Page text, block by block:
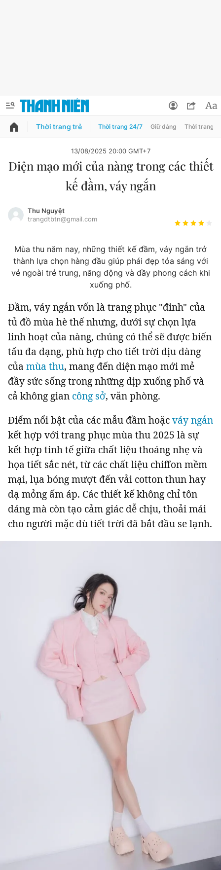
PODCAST QUẢNG CÁO
Chuyên mục khác
Tin thị trường Tin 360
Video Podcasts
Magazine
Sản phẩm khác
Tiện ích Bạn cần biết
Thông tin tòa soạn Liên hệ quảng cáo
Đọc Thanh Niên trên điện thoại
Liên hệ quảng cáo
0908 780 404
Quảng cáo RSS
Tổng biên tập: Nguyễn Ngọc Toàn
Phó tổng biên tập: Hải Thành
Ủy viên Ban biên tập - Tổng Thư ký tòa soạn: Trần Việt Hưng
Giấy phép xuất bản số 110/GP - BTTTT cấp ngày 24.3.2020
© 2003-2026 Bản quyền thuộc về Báo Thanh Niên. Cấm sao chép
dưới mọi hình thức nếu không có sự chấp thuận bằng văn bản.
Phát triển bởi ePi Technologies, JSC.
Thông tin tài khoản
Đổi mật khẩu
Đăng xuất
Thời trang trẻ Thời trang 24/7 Giữ dáng Thời trang
13/08/2025 20:00 GMT+7
Diện mạo mới của nàng trong các thiết
kế đầm, váy ngắn
Thu Nguyệt
trangdtbtn@gmail.com
Mùa thu năm nay, những thiết kế đầm, váy ngắn trở
thành lựa chọn hàng đầu giúp phái đẹp tỏa sáng với
vẻ ngoài trẻ trung, năng động và đầy phong cách khi
xuống phố.
Đầm, váy ngắn vốn là trang phục "đinh" của
tủ đồ mùa hè thế nhưng, dưới sự chọn lựa
linh hoạt của nàng, chúng có thể sẽ được biến
tấu đa dạng, phù hợp cho tiết trời dịu dàng
của mùa thu, mang đến diện mạo mới mẻ
đầy sức sống trong những dịp xuống phố và
cả không gian công sở, văn phòng.
Điểm nổi bật của các mẫu đầm hoặcváy ngắn
kết hợp với trang phục mùa thu 2025 là sự
kết hợp tinh tế giữa chất liệu thoáng nhẹ và
họa tiết sắc nét, từ các chất liệu chiffon mềm
mại, lụa bóng mượt đến vải cotton thun hay
dạ mỏng ấm áp. Các thiết kế không chỉ tôn
dáng mà còn tạo cảm giác dễ chịu, thoải mái
cho người mặc dù tiết trời đã bắt đầu se lạnh.